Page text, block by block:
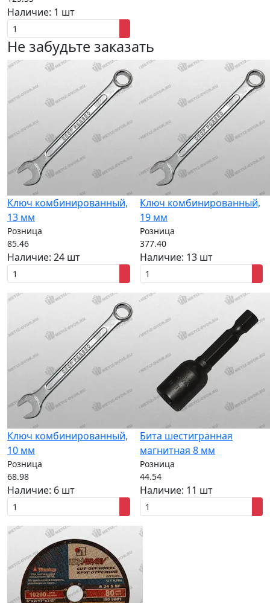
Наличие: 1 шт
Не забудьте заказать
Ключ комбинированный,
13 мм
Розница
85.46
Наличие: 24 шт
Ключ комбинированный,
19 мм
Розница
377.40
Наличие: 13 шт
Ключ комбинированный,
10 мм
Розница
68.98
Наличие: 6 шт
Бита шестигранная
магнитная 8 мм
Розница
44.54
Наличие: 11 шт